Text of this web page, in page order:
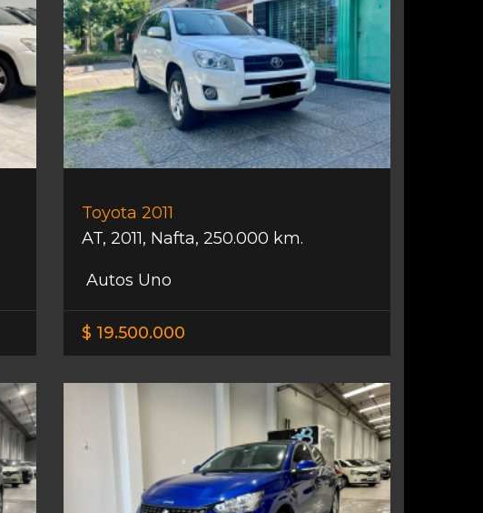
Toyota 2011
AT, 2011, Nafta, 250.000 km.
Autos Uno
$ 19.500.000